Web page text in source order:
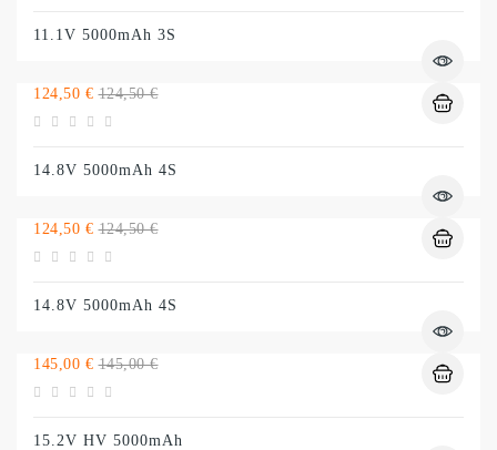
11.1V 5000mAh 3S
Preço
124,50 € Preço
normal
124,50 €
14.8V 5000mAh 4S
Preço
124,50 € Preço
normal
124,50 €
14.8V 5000mAh 4S
Preço
145,00 € Preço
normal
145,00 €
15.2V HV 5000mAh